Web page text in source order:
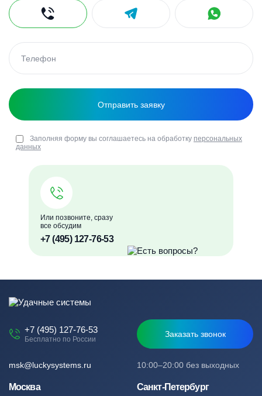
Или позвоните, сразу
все обсудим
+7 (495) 127-76-53
Заполняя форму вы соглашаетесь на обработку персональных
данных
+7 (495) 127-76-53
Бесплатно по России
Заказать звонок
10:00–20:00 без выходных
msk@luckysystems.ru
Москва Санкт-Петербург